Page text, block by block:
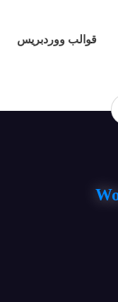
قوالب ووردبريس